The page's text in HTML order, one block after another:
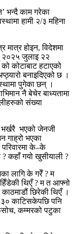
भन्दै काम गरेका
हामी २/३ महिना
मात्र होइन, विदेशमा
२०२५ जुलाइ २२
कोटाबाट हटाएको
बनाइदिएको छ ।
पुगेका छन् ।
नै बेचेर बाध्यतामा
संख्या
भर्खरै भएको जेनजी
गाह्रो भएका
के–के
? कहाँ गयो खुसीयाली ?
लागि के गरेँ ? म
थिएँ ? म त आफ्नो
छिरेकी थिएँ ।
काटिसकेपछि पनि
कम्मरको पटुका